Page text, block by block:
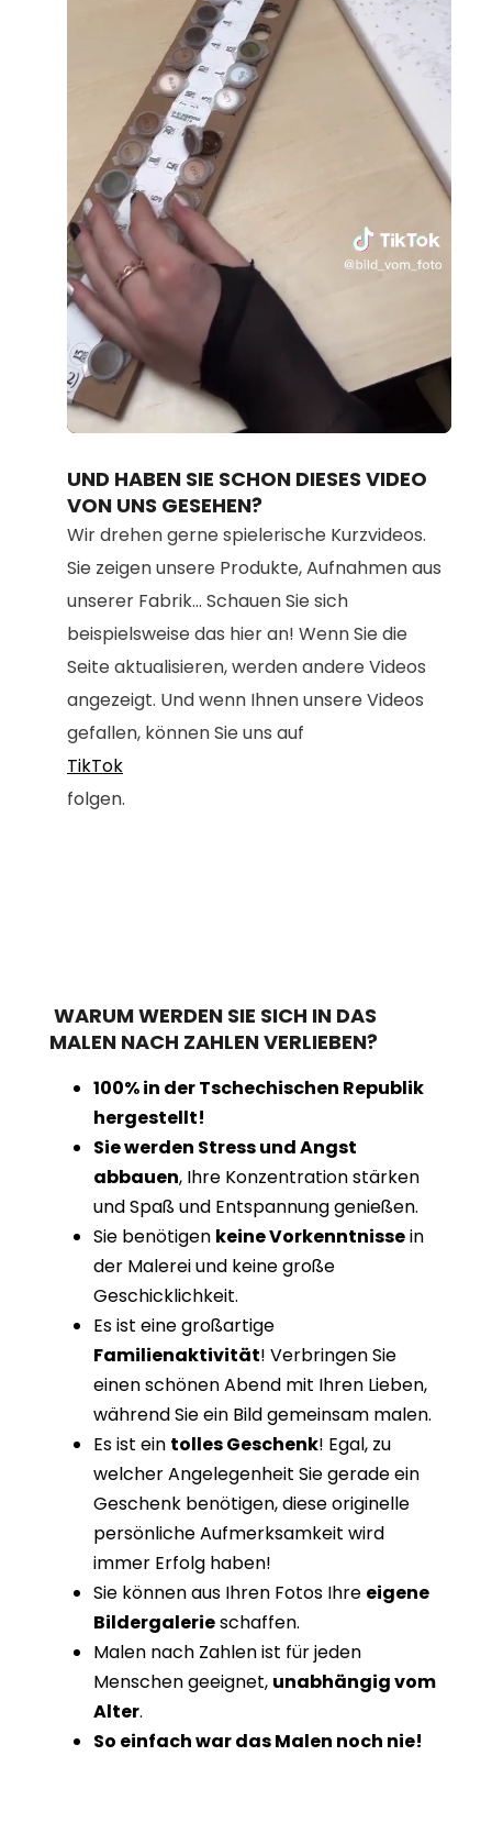
Loaded
100.00%
UND HABEN SIE SCHON DIESES VIDEO
VON UNS GESEHEN?
Wir drehen gerne spielerische Kurzvideos.
Sie zeigen unsere Produkte, Aufnahmen aus
unserer Fabrik... Schauen Sie sich
beispielsweise das hier an! Wenn Sie die
Seite aktualisieren, werden andere Videos
angezeigt. Und wenn Ihnen unsere Videos
gefallen, können Sie uns auf
TikTok
folgen.
WARUM WERDEN SIE SICH IN DAS
MALEN NACH ZAHLEN VERLIEBEN?
100% in der Tschechischen Republik
hergestellt!
Sie werden Stress und Angst
abbauen, Ihre Konzentration stärken
und Spaß und Entspannung genießen.
Sie benötigen keine Vorkenntnissein
der Malerei und keine große
Geschicklichkeit.
Es ist eine großartige
Familienaktivität! Verbringen Sie
einen schönen Abend mit Ihren Lieben,
während Sie ein Bild gemeinsam malen.
Es ist ein tolles Geschenk! Egal, zu
welcher Angelegenheit Sie gerade ein
Geschenk benötigen, diese originelle
persönliche Aufmerksamkeit wird
immer Erfolg haben!
Sie können aus Ihren Fotos Ihre eigene
Bildergalerieschaffen.
Malen nach Zahlen ist für jeden
Menschen geeignet, unabhängig vom
Alter.
So einfach war das Malen noch nie!